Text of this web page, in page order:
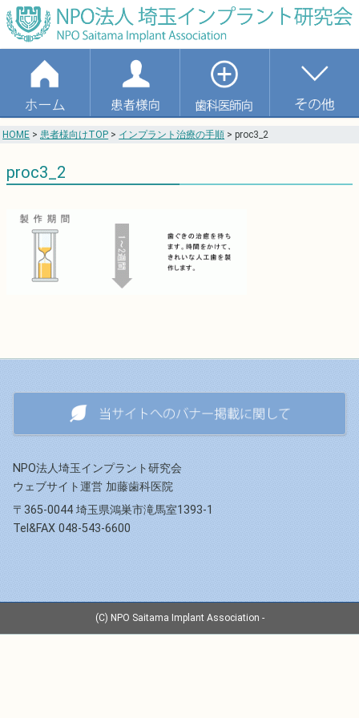
HOME > 患者様向けTOP > インプラント治療の手順 >proc3_2
proc3_2
NPO法人埼玉インプラント研究会
ウェブサイト運営 加藤歯科医院
〒365-0044 埼玉県鴻巣市滝馬室1393-1
Tel&FAX 048-543-6600
(C) NPO Saitama Implant Association -